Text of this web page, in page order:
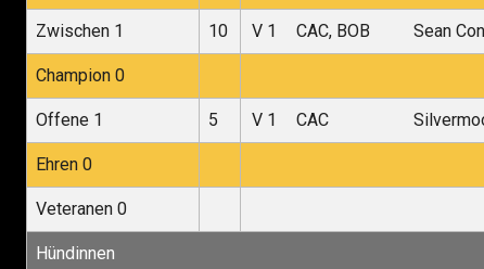
Zwischen 1 10 V 1 CAC, BOB Sean
Champion 0
Offene 1 5 V 1 CAC
Ehren 0
Veteranen 0
Hündinnen